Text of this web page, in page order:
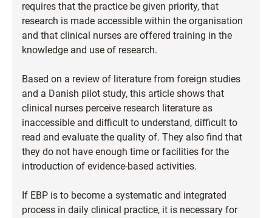
requires that the practice be given priority, that
research is made accessible within the organisation
and that clinical nurses are offered training in the
knowledge and use of research.
Based on a review of literature from foreign studies
and a Danish pilot study, this article shows that
clinical nurses perceive research literature as
inaccessible and difficult to understand, difficult to
read and evaluate the quality of. They also find that
they do not have enough time or facilities for the
introduction of evidence-based activities.
If EBP is to become a systematic and integrated
process in daily clinical practice, it is necessary for